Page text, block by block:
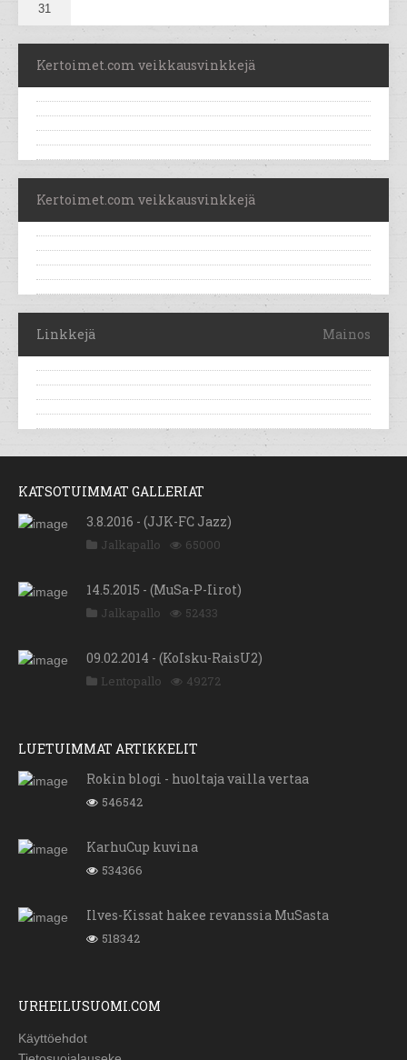
31
Kertoimet.com veikkausvinkkejä
Kertoimet.com veikkausvinkkejä
Linkkejä Mainos
KATSOTUIMMAT GALLERIAT
3.8.2016 - (JJK-FC Jazz)
Jalkapallo 65000
14.5.2015 - (MuSa-P-Iirot)
Jalkapallo 52433
09.02.2014 - (KoIsku-RaisU2)
Lentopallo 49272
LUETUIMMAT ARTIKKELIT
Rokin blogi - huoltaja vailla vertaa
546542
KarhuCup kuvina
534366
Ilves-Kissat hakee revanssia MuSasta
518342
URHEILUSUOMI.COM
Käyttöehdot